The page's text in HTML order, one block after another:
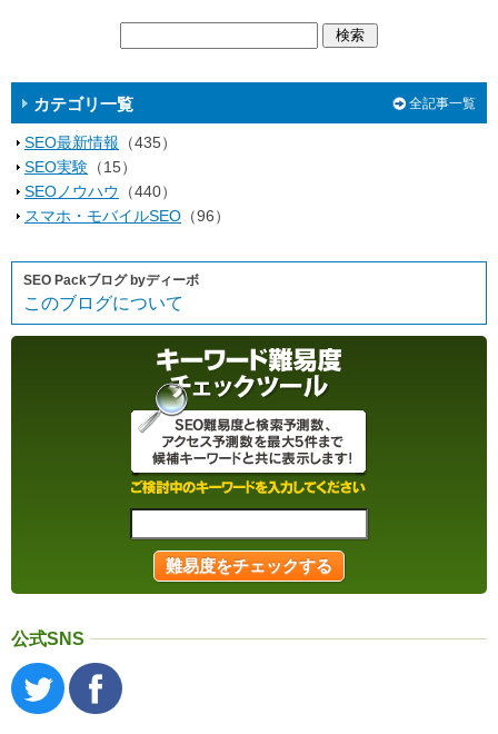
カテゴリ一覧 全記事一覧
SEO最新情報 （435）
SEO実験 （15）
SEOノウハウ
（440）
スマホ・モバイルSEO （96）
SEO Packブログ byディーボ
このブログについて
公式SNS